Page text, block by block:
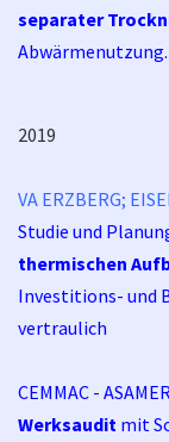
separater
Abwärmenutzung.
2019
VA ERZBERG;
Studie und
thermischen
Investitions- und
vertraulich
CEMMAC -
Werksaudit mit